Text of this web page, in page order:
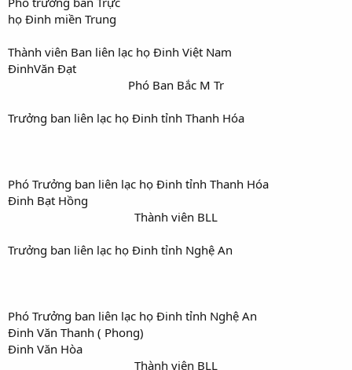
họ Đinh miền Trung
Thành viên Ban liên lạc họ Đinh Việt Nam
ĐinhVăn Đạt
Phó Ban Bắc M Tr​
Trưởng ban liên lạc họ Đinh tỉnh Thanh Hóa
Phó Trưởng ban liên lạc họ Đinh tỉnh Thanh Hóa
Đinh Bạt Hồng
Thành viên BLL​
Trưởng ban liên lạc họ Đinh tỉnh Nghệ An
Phó Trưởng ban liên lạc họ Đinh tỉnh Nghệ An
Đinh Văn Thanh ( Phong)
Đinh Văn Hòa
Thành viên BLL​